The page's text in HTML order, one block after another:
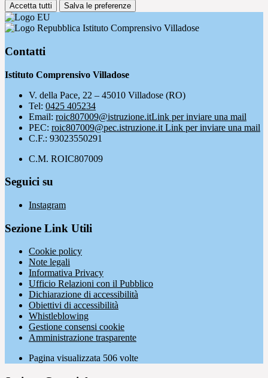
Accetta tutti Salva le preferenze
Istituto Comprensivo Villadose
Contatti
Istituto Comprensivo Villadose
V. della Pace, 22 – 45010 Villadose (RO)
Tel: 0425 405234
Email: roic807009@istruzione.itLink per inviare una mail
PEC: roic807009@pec.istruzione.it Link per inviare una mail
C.F.: 93023550291
C.M. ROIC807009
Seguici su
Instagram
Sezione Link Utili
Cookie policy
Note legali
Informativa Privacy
Ufficio Relazioni con il Pubblico
Dichiarazione di accessibilità
Obiettivi di accessibilità
Whistleblowing
Gestione consensi cookie
Amministrazione trasparente
Pagina visualizzata 506 volte